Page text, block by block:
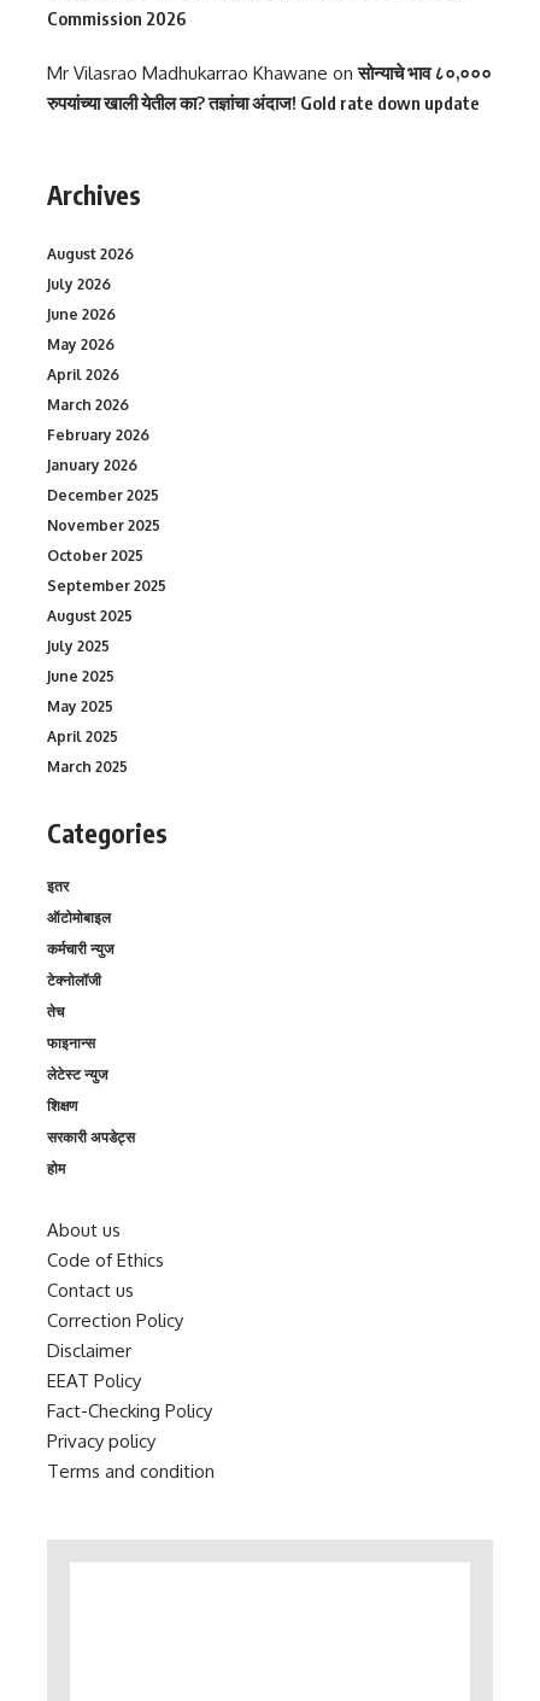
Commission 2026
Mr Vilasrao Madhukarrao Khawane onसोन्याचे भाव ८०,०००
रुपयांच्या खाली येतील का? तज्ञांचा अंदाज! Gold rate down update
Archives
August 2026
July 2026
June 2026
May 2026
April 2026
March 2026
February 2026
January 2026
December 2025
November 2025
October 2025
September 2025
August 2025
July 2025
June 2025
May 2025
April 2025
March 2025
Categories
इतर
ऑटोमोबाइल
कर्मचारी न्युज
टेक्नोलॉजी
तेच
फाइनान्स
लेटेस्ट न्युज
शिक्षण
सरकारी अपडेट्स
होम
About us
Code of Ethics
Contact us
Correction Policy
Disclaimer
EEAT Policy
Fact-Checking Policy
Privacy policy
Terms and condition